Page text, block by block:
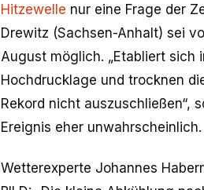
Hitzewelle nur eine Frage der
Drewitz (Sachsen-Anhalt) sei
August möglich. „Etabliert sich
Hochdrucklage und trocknen
Rekord nicht auszuschließen“,
Ereignis eher unwahrscheinlich.
Wetterexperte Johannes